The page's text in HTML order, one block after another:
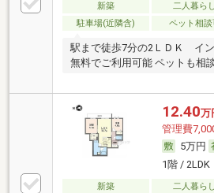
新築 二人暮らし
駐車場(近隣含)
ペット相談
駅まで徒歩7分の2ＬＤＫ イン
無料でご利用可能 ペットも相
12.40万
管理費
5万円
1階 / 2LDK
新築 二人暮らし